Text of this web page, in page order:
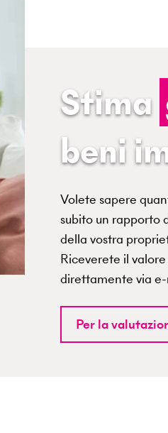
Stima
beni
Volete sapere
subito un rapporto
della vostra
Riceverete il
direttamente via
Per la